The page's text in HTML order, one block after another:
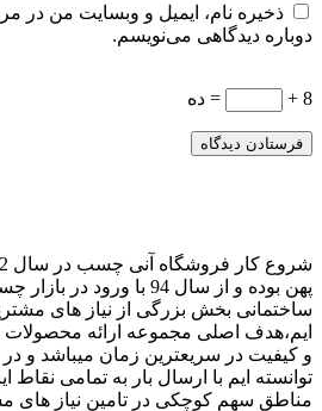
ذخیره نام، ایمیل و وبسایت من در
دوباره دیدگاهی می‌نویسم.
8 + = ده
پهن بوده و از سال 94 با
ساختمانی بخش بزرگی از نیاز های
ایم،هدف اصلی مجموعه ارائه
و کیفیت در سریعترین زمان میباشد و
توانسته ایم با ارسال بار به تمامی نقاط
مناطق سهم کوچکی در تامین نیاز های